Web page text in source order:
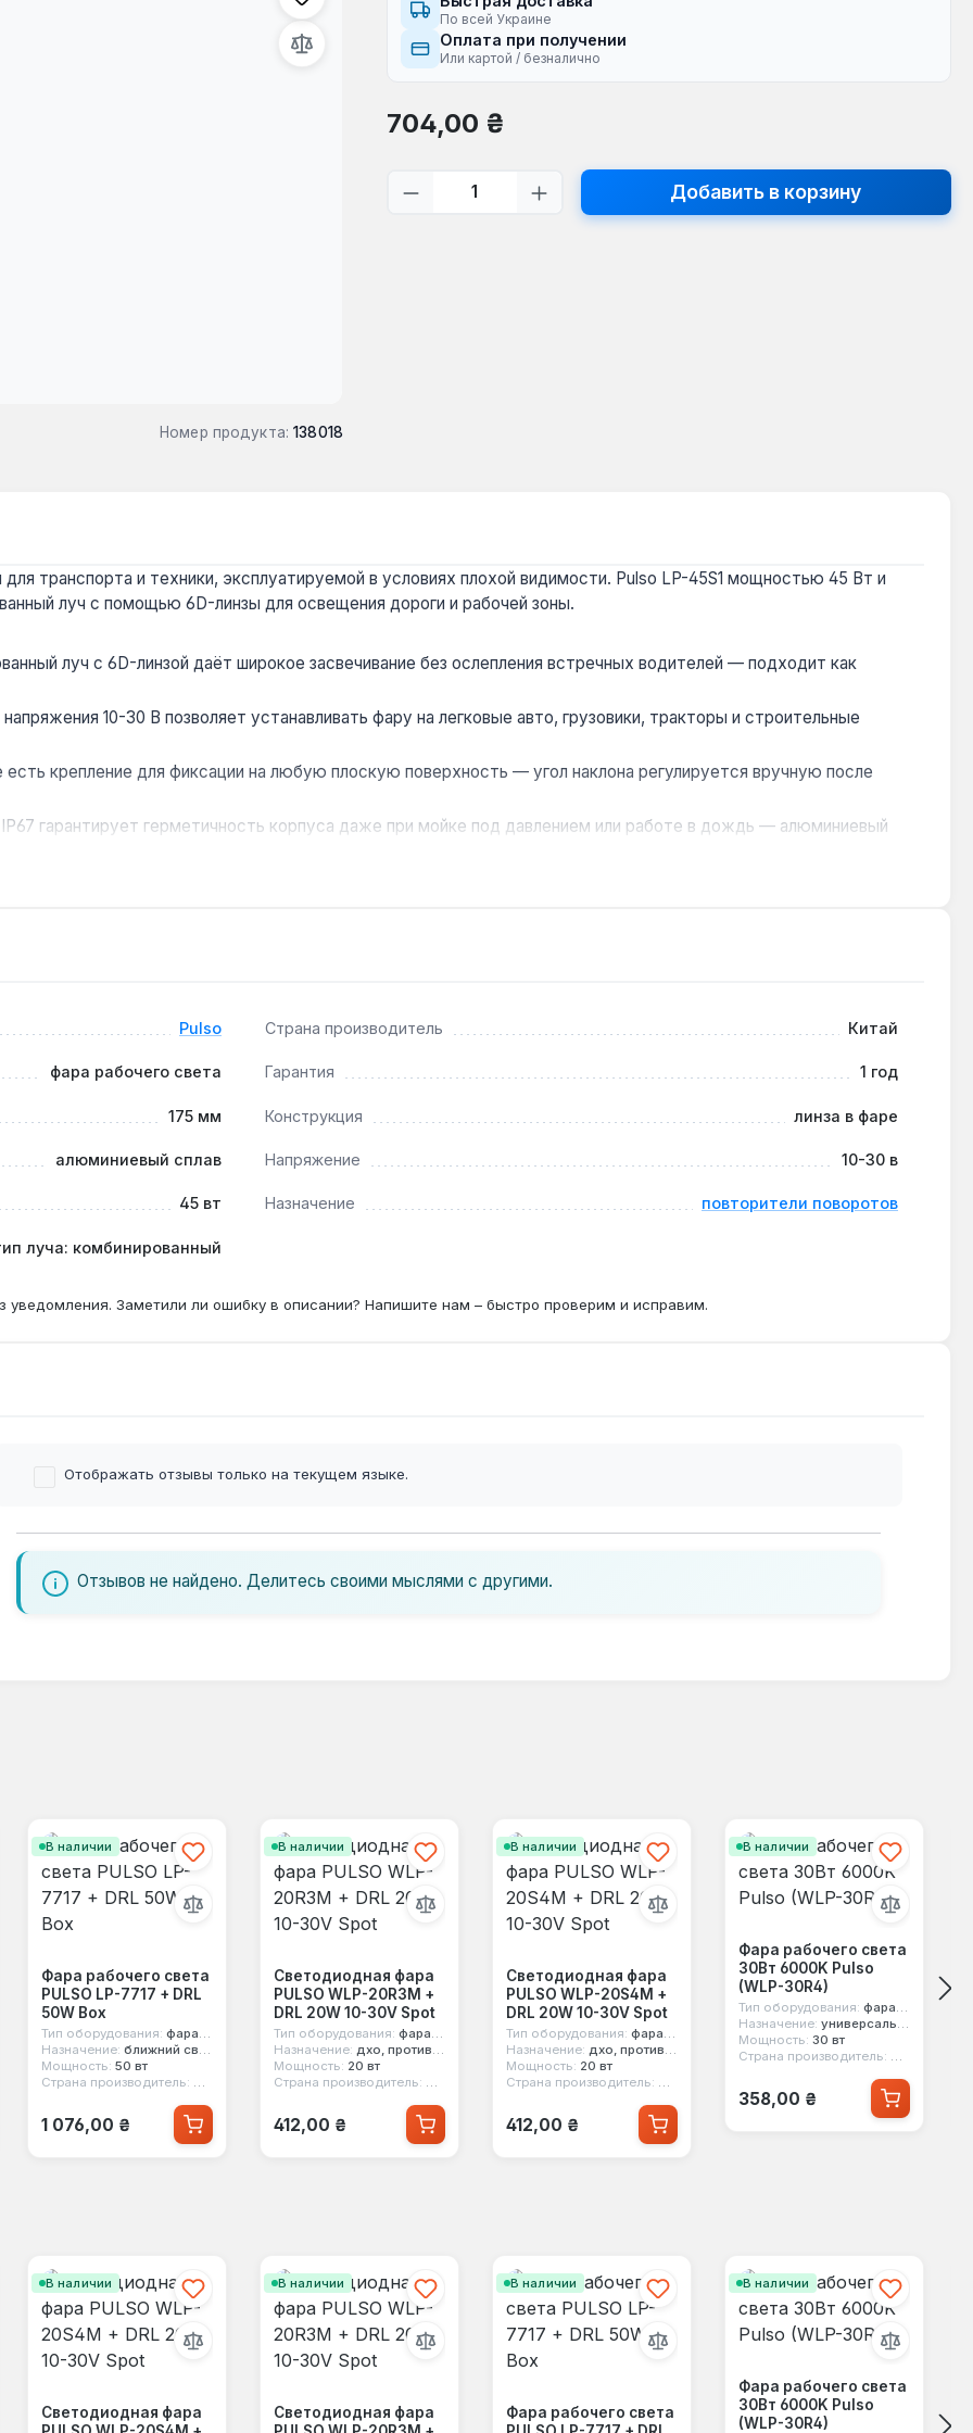
Номер продукта: 138018
По всей Украине
Оплата при получении
Или картой / безналично
Обычная цена:
704,00 ₴
Количество продукта: введите желаемое
Добавить в корзину
транспорта и техники, эксплуатируемой в условиях плохой видимости. Pulso LP-45S1 мощностью 45 Вт и
луч с помощью 6D-линзы для освещения дороги и рабочей зоны.
луч с 6D-линзой даёт широкое засвечивание без ослепления встречных водителей — подходит как
напряжения 10-30 В позволяет устанавливать фару на легковые авто, грузовики, тракторы и строительные
есть крепление для фиксации на любую плоскую поверхность — угол наклона регулируется вручную после
гарантирует герметичность корпуса даже при мойке под давлением или работе в дождь — алюминиевый
технику (комбайны, тракторы), строительные машины (экскаваторы, погрузчики) и внедорожники для
требования ПДР Украины.
5 А.
Pulso Страна производитель Китай
фара рабочего света Гарантия 1 год
175 мм Конструкция линза в фаре
алюминиевый сплав Напряжение 10-30 в
45 вт Назначение повторители поворотов
луча: комбинированный
уведомления. Заметили ли ошибку в описании? Напишите нам – быстро проверим и исправим.
Отображать отзывы только на текущем языке.
Отзывов не найдено. Делитесь своими мыслями с другими.
В наличии
Фара рабочего света
PULSO LP-7717 + DRL
50W Box
Тип оборудования: фара рабочего света
Назначение: ближний свет, дальний свет, дхо
Мощность: 50 вт
Страна производитель: Китай
Обычная цена:
1 076,00 ₴
В наличии
Светодиодная фара
PULSO WLP-20R3M +
DRL 20W 10-30V Spot
Тип оборудования: фара рабочего света
Назначение: дхо, противотуманный свет
Мощность: 20 вт
Страна производитель: Китай
Обычная цена:
412,00 ₴
В наличии
Светодиодная фара
PULSO WLP-20S4M +
DRL 20W 10-30V Spot
Тип оборудования: фара рабочего света
Назначение: дхо, противотуманный свет
Мощность: 20 вт
Страна производитель: Китай
Обычная цена:
412,00 ₴
В наличии
Фара рабочего света
30Вт 6000K Pulso
(WLP-30R4)
Тип оборудования: фара рабочего света
Назначение: универсальное
Мощность: 30 вт
Страна производитель: Китай
Обычная цена:
358,00 ₴
В наличии
Светодиодная фара
В наличии
Светодиодная фара
В наличии
Фара рабочего света
В наличии
Фара рабочего света
30Вт 6000K Pulso
(WLP-30R4)